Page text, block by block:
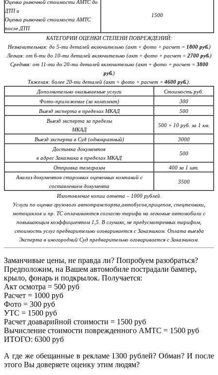
Оценка рыночной стоимости АМТС до
ДТП и
Оценка рыночной стоимости АМТС
после ДТП
1500
КАТЕГОРИИ ОЦЕНКИ СТЕПЕНИ ПОВРЕЖДЕНИЙ:
Незначительная: до 5-ти деталей включительно (акт + фото + расчет = 1800 руб.)
Легкая: от 6-ти до 10-ти деталей включительно (акт + фото + расчет = 2700 руб.)
Средняя: от 11-ти до 20-ти деталей включительно (акт + фото + расчет = 3800
руб.)
Тяжелая: более 20-ти деталей (акт + фото + расчет = 4600 руб.).
Дополнительно оказываемые услуги
Стоимость руб.
Фото-приложение (за комплект)
300
Выезд эксперта в пределах МКАД
500
Выезд эксперта за пределы
МКАД
500 + 10 руб. за 1 км.
Выезд эксперта в Суд (однократный)
3000
Доставка документов
в адрес Заказчика в пределах МКАД
500
Отправка телеграмм
400 за 1 шт.
Анализ документов сторонних оценочных компаний с
составлением документа
3500
Изготовление копии отчета – 1000 рублей.
Услуги по оценке грузового автотранспорта ,автобусов,прицепов , спецтехники,
мотоциклов и пр. ТС оплачиваются согласно тарифа на легковые автомобили с
повышающим коэффициентом 1,5. В случаях, не предусмотренных тарифом,
стоимость услуг предварительно оговаривается с Заказчиком. Оплата выезда
Эксперта в иногородний Суд предварительно оговаривается с Заказчиком.
Заманчивые цены, не правда ли? Попробуем разобраться?
Предположим, на Вашем автомобиле пострадали бампер,
крыло, фонарь и подкрылок. Получается:
Акт осмотра = 500 руб
Расчет = 1000 руб
Фото = 300 руб
УТС = 1500 руб
Расчет доаварийной стоимости = 1500 руб
Вычисление стоимости поврежденного АМТС = 1500 руб
ИТОГО: 6300 руб
А где же обещанные в рекламе 1300 рублей? Обман? И после
этого Вы доверяете оценку этим людям?